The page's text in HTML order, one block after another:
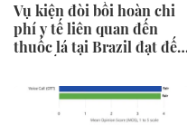
Vụ kiện đòi bồi hoàn chi
phí y tế liên quan đến
thuốc lá tại Brazil đạt đến
tòa án chuẩn bị ra phán